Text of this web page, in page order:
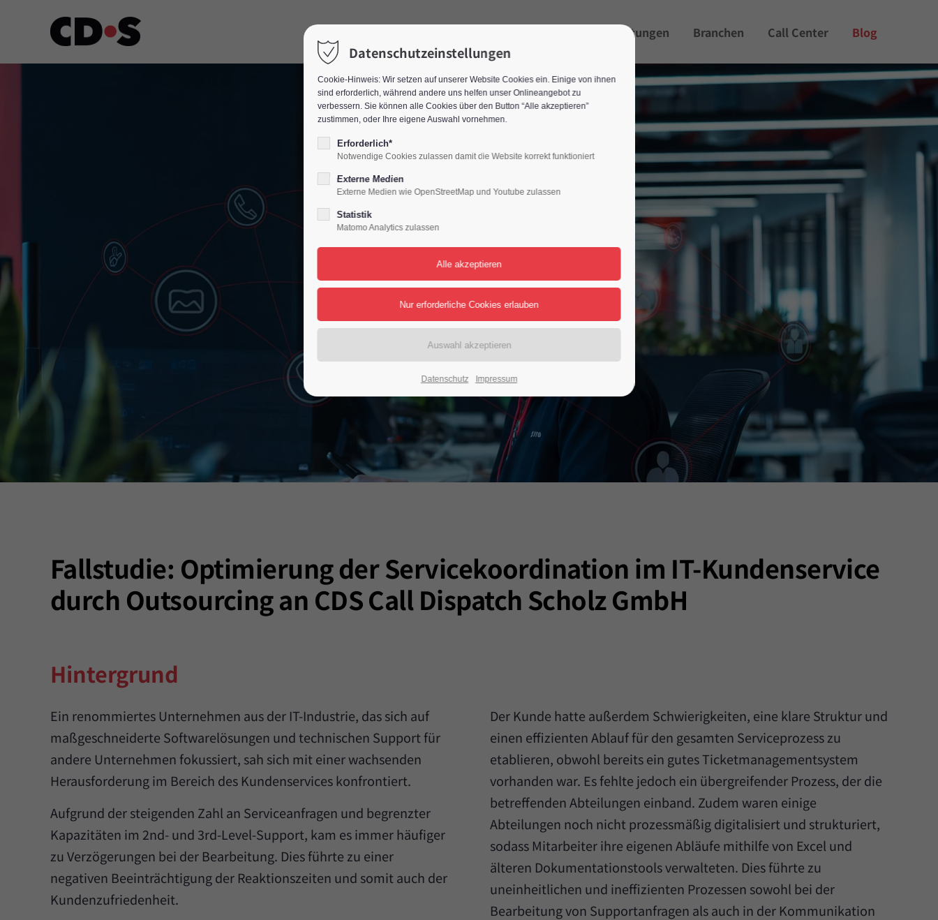
Leistungen Branchen Call Center Blog
Fallstudie: Optimierung der Servicekoordination im IT-Kundenservice
durch Outsourcing an CDS Call Dispatch Scholz GmbH
Hintergrund
Ein renommiertes Unternehmen aus der IT-Industrie, das sich auf
maßgeschneiderte Softwarelösungen und technischen Support für
andere Unternehmen fokussiert, sah sich mit einer wachsenden
Herausforderung im Bereich des Kundenservices konfrontiert.
Aufgrund der steigenden Zahl an Serviceanfragen und begrenzter
Kapazitäten im 2nd- und 3rd-Level-Support, kam es immer häufiger
zu Verzögerungen bei der Bearbeitung. Dies führte zu einer
negativen Beeinträchtigung der Reaktionszeiten und somit auch der
Kundenzufriedenheit.
Der Kunde hatte außerdem Schwierigkeiten, eine klare Struktur und
einen effizienten Ablauf für den gesamten Serviceprozess zu
etablieren, obwohl bereits ein gutes Ticketmanagementsystem
vorhanden war. Es fehlte jedoch ein übergreifender Prozess, der die
betreffenden Abteilungen einband. Zudem waren einige
Abteilungen noch nicht prozessmäßig digitalisiert und strukturiert,
sodass Mitarbeiter ihre eigenen Abläufe mithilfe von Excel und
älteren Dokumentationstools verwalteten. Dies führte zu
uneinheitlichen und ineffizienten Prozessen sowohl bei der
Bearbeitung von Supportanfragen als auch in der Kommunikation
Datenschutzeinstellungen
Cookie-Hinweis: Wir setzen auf unserer Website Cookies ein. Einige von ihnen
sind erforderlich, während andere uns helfen unser Onlineangebot zu
verbessern. Sie können alle Cookies über den Button “Alle akzeptieren”
zustimmen, oder Ihre eigene Auswahl vornehmen.
Erforderlich*
Notwendige Cookies zulassen damit die Website korrekt funktioniert
Externe Medien
Externe Medien wie OpenStreetMap und Youtube zulassen
Statistik
Matomo Analytics zulassen
Datenschutz Impressum